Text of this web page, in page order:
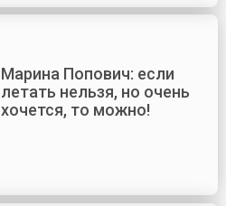
Марина Попович: если
летать нельзя, но очень
хочется, то можно!